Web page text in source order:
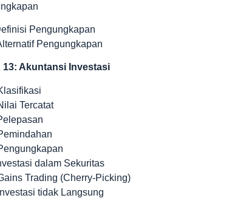
Pengungkapan
Pengungkapan
13: Akuntansi Investasi
Tercatat
dalam Sekuritas
Trading (Cherry-Picking)
tidak Langsung